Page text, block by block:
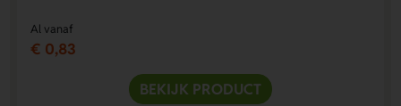
Al vanaf
€ 0,83
BEKIJK PRODUCT